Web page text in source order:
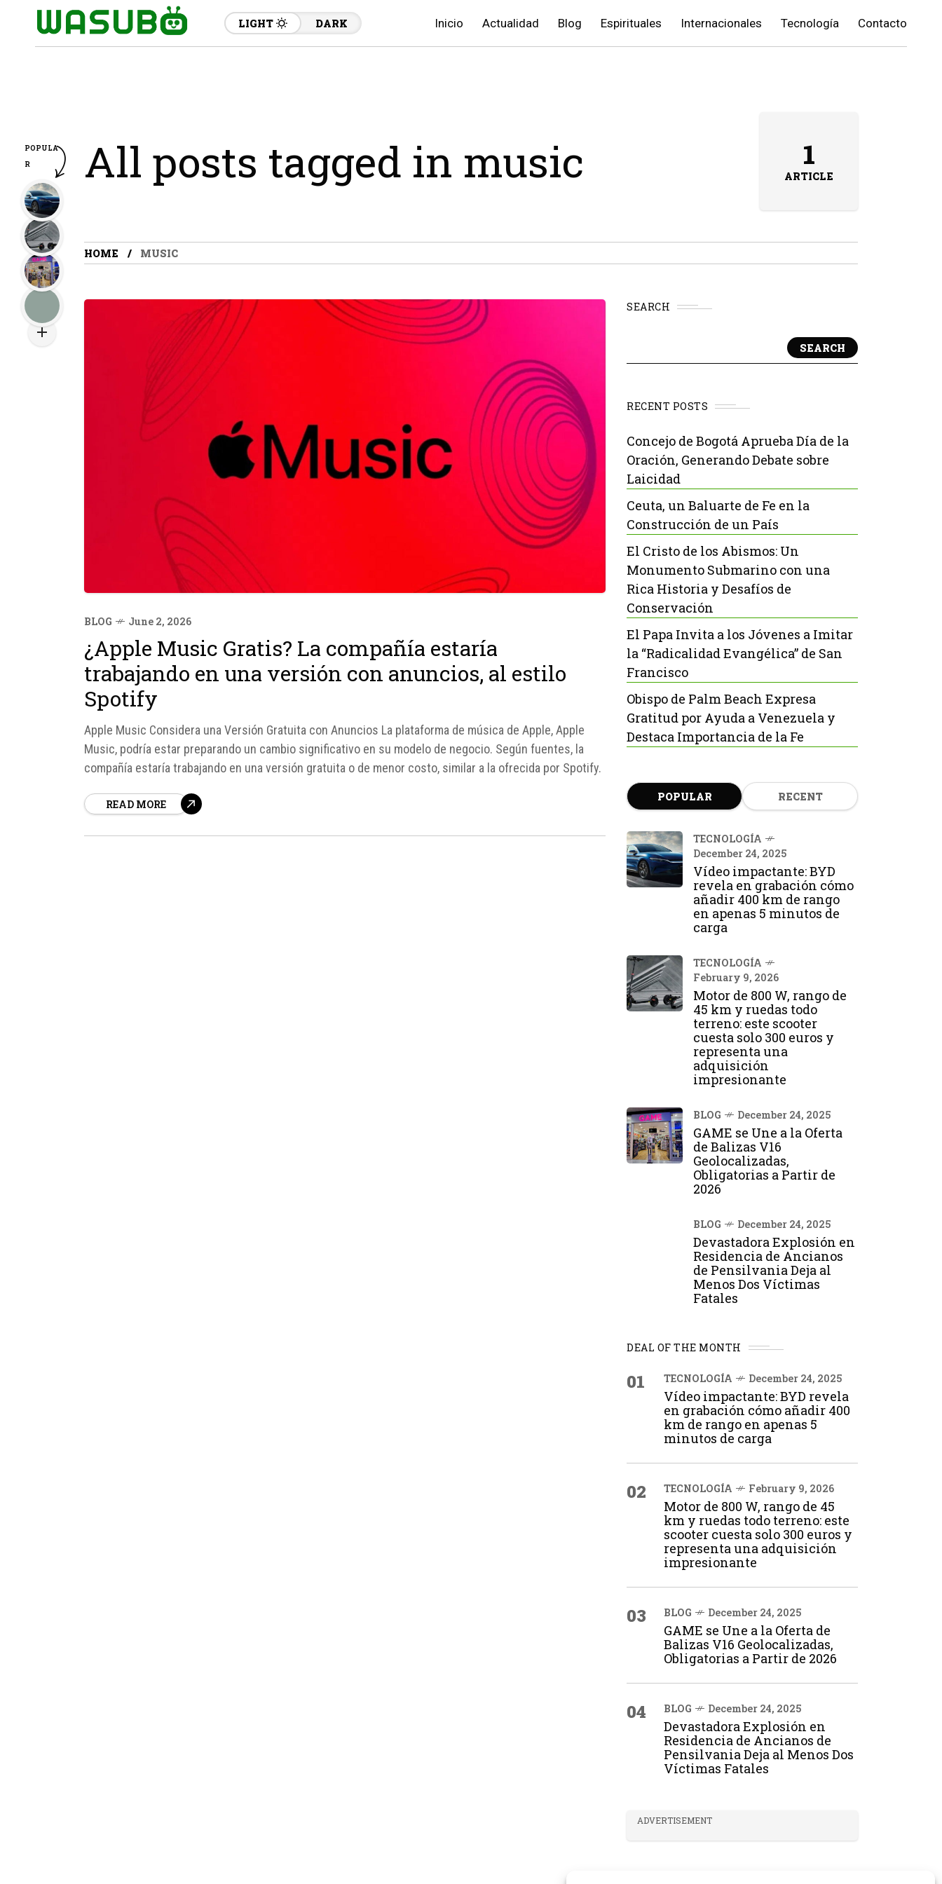
LIGHT DARK Inicio Actualidad Blog Espirituales Internacionales Tecnología Contacto
All posts tagged in music 1
ARTICLE
HOME MUSIC
BLOG June 2, 2026
¿Apple Music Gratis? La compañía estaría
trabajando en una versión con anuncios, al estilo
Spotify
Apple Music Considera una Versión Gratuita con Anuncios La plataforma de música de Apple, Apple
Music, podría estar preparando un cambio significativo en su modelo de negocio. Según fuentes, la
compañía estaría trabajando en una versión gratuita o de menor costo, similar a la ofrecida por Spotify.
READ MORE
SEARCH
SEARCH
RECENT POSTS
Concejo de Bogotá Aprueba Día de la
Oración, Generando Debate sobre
Laicidad
Ceuta, un Baluarte de Fe en la
Construcción de un País
El Cristo de los Abismos: Un
Monumento Submarino con una
Rica Historia y Desafíos de
Conservación
El Papa Invita a los Jóvenes a Imitar
la “Radicalidad Evangélica” de San
Francisco
Obispo de Palm Beach Expresa
Gratitud por Ayuda a Venezuela y
Destaca Importancia de la Fe
POPULAR RECENT
TECNOLOGÍA
December 24, 2025
Vídeo impactante: BYD
revela en grabación cómo
añadir 400 km de rango
en apenas 5 minutos de
carga
TECNOLOGÍA
February 9, 2026
Motor de 800 W, rango de
45 km y ruedas todo
terreno: este scooter
cuesta solo 300 euros y
representa una
adquisición
impresionante
BLOG December 24, 2025
GAME se Une a la Oferta
de Balizas V16
Geolocalizadas,
Obligatorias a Partir de
2026
BLOG December 24, 2025
Devastadora Explosión en
Residencia de Ancianos
de Pensilvania Deja al
Menos Dos Víctimas
Fatales
DEAL OF THE MONTH
01 TECNOLOGÍA December 24, 2025
Vídeo impactante: BYD revela
en grabación cómo añadir 400
km de rango en apenas 5
minutos de carga
02 TECNOLOGÍA February 9, 2026
Motor de 800 W, rango de 45
km y ruedas todo terreno: este
scooter cuesta solo 300 euros y
representa una adquisición
impresionante
03 BLOG December 24, 2025
GAME se Une a la Oferta de
Balizas V16 Geolocalizadas,
Obligatorias a Partir de 2026
04 BLOG December 24, 2025
Devastadora Explosión en
Residencia de Ancianos de
Pensilvania Deja al Menos Dos
Víctimas Fatales
ADVERTISEMENT
POPULA
R